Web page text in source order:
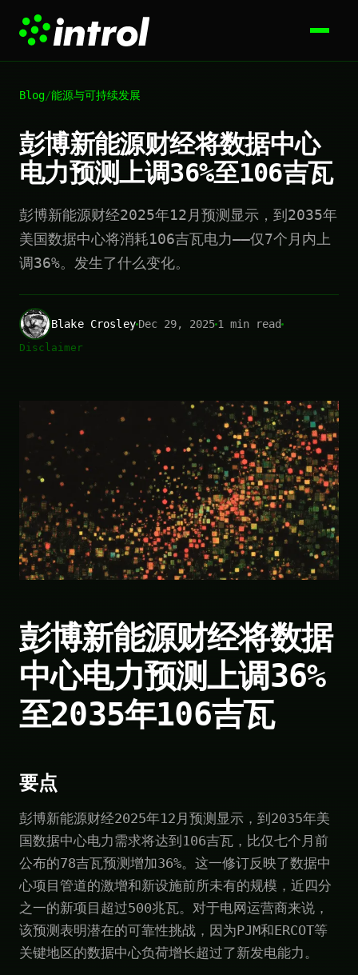
Blog/能源与可持续发展
彭博新能源财经将数据中心
电力预测上调36%至106吉瓦
彭博新能源财经2025年12月预测显示，到2035年
美国数据中心将消耗106吉瓦电力——仅7个月内上
调36%。发生了什么变化。
Blake CrosleyDec 29, 20251 min read
Disclaimer
彭博新能源财经将数据
中心电力预测上调36%
至2035年106吉瓦
要点
彭博新能源财经2025年12月预测显示，到2035年美
国数据中心电力需求将达到106吉瓦，比仅七个月前
公布的78吉瓦预测增加36%。这一修订反映了数据中
心项目管道的激增和新设施前所未有的规模，近四分
之一的新项目超过500兆瓦。对于电网运营商来说，
该预测表明潜在的可靠性挑战，因为PJM和ERCOT等
关键地区的数据中心负荷增长超过了新发电能力。